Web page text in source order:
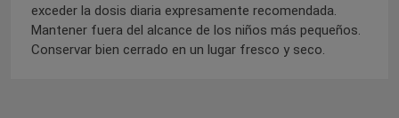
exceder la dosis diaria expresamente recomendada.
Mantener fuera del alcance de los niños más pequeños.
Conservar bien cerrado en un lugar fresco y seco.